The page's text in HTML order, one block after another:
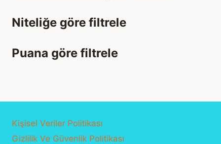
Niteliğe göre filtrele
Puana göre filtrele
Kişisel Veriler Politikası
Gizlilik Ve Güvenlik Politikası